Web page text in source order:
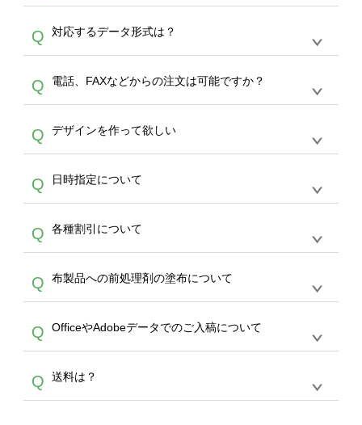
A
生産にて承っております。デザインツールから
デザインの作成から決済まで完了できます。
30枚以上やシルク印刷など、大口注文の場合
は、サポートが担当するエコバッグコンシェル
やタンブラーコンシェルをご利用ください。製
作する数量が多ければ多いほど、オンデマンド
サービスよりも低価格で製作することが可能で
す。
Q 対応するデータ形式は？
A
ドできるデータ形式は、JPG / PNG / AI / PSD /
PDF 形式になります。データの最大サイズ
写真などもアップロード可能です。使用できな
い画像はエラーになります。（※ Illustratorか
らの直接入稿には対応していません。AIで保存
し、デザインツールからアップロードして下さ
い）
Q 電話、FAXなどからの注文は可能ですか？
A
文のみ受け付けております。30個以上のご製
作をお考えの方は、サポートが担当するエコバ
スをご利用頂ければ、電話やFAX、メールなど
でご注文が可能です。
Q デザインを作って欲しい
A
を作って欲しい。などの場合は、製作数量が
30個以上であれば、サポート担当が、デザイ
バッグコンシェル
サー
ビスをご利用ください。(※ 30個以下の場合
は、デザインツールをご利用ください)
Q 日時指定について
A
ん。発送後18時以降に配送業者・伝票番号を
メールでお知らせいたしますので、直接配送業
者にご連絡いただき調整をお願い致します。
Q 各種割引について
A
カート内で自動的に割引(最大50%)が適用され
ます。 【付与ポイント】購入金額の1％が1ポ
イントとして付与され、次回ご注文時に1ポイ
ント＝1円としてお使いいただけます。ポイン
トは発送完了の翌日に付与され、次回ご注文時
からご利用頂けます。ポイントの有効期限は一
年間です。【会員ランク】過去10カ月のご注
文回数により会員ランク割引(最大5%)が適用
Q 布製品への前処理剤の塗布について
A
意点（前処理剤）】カラー生地（Tシャツのホ
ワイト、トートバッグのナチュラル、ホワイト
といって、プリントを定着させるための処理剤
を塗布しており、短納期・低価格で商品をお届
Q OfficeやAdobeデータでのご入稿について
A
ません。いずれのデータも該当デザインのみ画
像(JPEG,PNG,GIF,PDF)に変換、またはAdobe
Q 送料は？